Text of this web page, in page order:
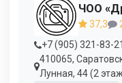
ЧОО
37,3
+7 (905) 321-83-21
410065,
Лунная, 44 (2